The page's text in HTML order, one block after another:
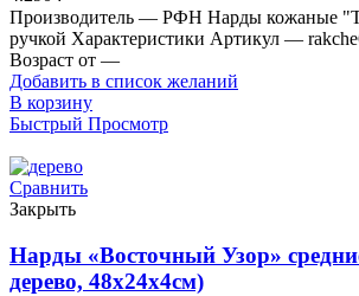
Производитель — РФН Нарды кожаные
ручкой Характеристики Артикул —
Возраст от —
Добавить в список желаний
В корзину
Быстрый Просмотр
Сравнить
Закрыть
Нарды «Восточный Узор»
дерево, 48х24х4см)